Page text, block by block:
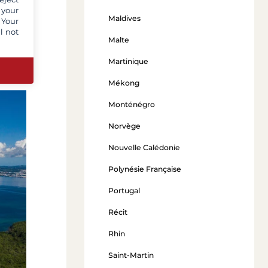
Maldives
Malte
Martinique
Mékong
Monténégro
Norvège
Nouvelle Calédonie
Polynésie Française
Portugal
Récit
Rhin
Saint-Martin
not